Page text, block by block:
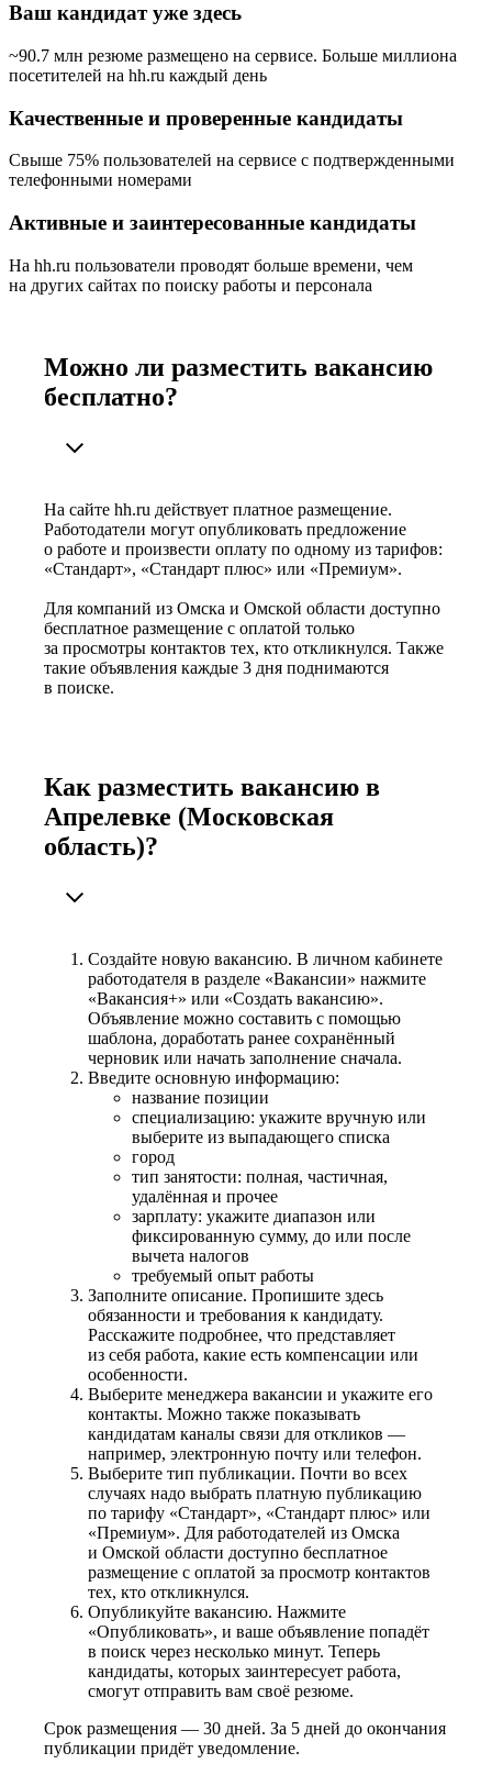
Ваш кандидат уже здесь
~90.7 млн резюме размещено на сервисе. Больше миллиона
посетителей на hh.ru каждый день
Качественные и проверенные кандидаты
Свыше 75% пользователей на сервисе с подтвержденными
телефонными номерами
Активные и заинтересованные кандидаты
На hh.ru пользователи проводят больше времени, чем
на других сайтах по поиску работы и персонала
Можно ли разместить вакансию
бесплатно?
На сайте hh.ru действует платное размещение.
Работодатели могут опубликовать предложение
о работе и произвести оплату по одному из тарифов:
«Стандарт», «Стандарт плюс» или «Премиум».
Для компаний из Омска и Омской области доступно
бесплатное размещение с оплатой только
за просмотры контактов тех, кто откликнулся. Также
такие объявления каждые 3 дня поднимаются
в поиске.
Как разместить вакансию в
Апрелевке (Московская
область)?
Создайте новую вакансию. В личном кабинете
работодателя в разделе «Вакансии» нажмите
«Вакансия+» или «Создать вакансию».
Объявление можно составить с помощью
шаблона, доработать ранее сохранённый
черновик или начать заполнение сначала.
Введите основную информацию:
название позиции
специализацию: укажите вручную или
выберите из выпадающего списка
город
тип занятости: полная, частичная,
удалённая и прочее
зарплату: укажите диапазон или
фиксированную сумму, до или после
вычета налогов
требуемый опыт работы
Заполните описание. Пропишите здесь
обязанности и требования к кандидату.
Расскажите подробнее, что представляет
из себя работа, какие есть компенсации или
особенности.
Выберите менеджера вакансии и укажите его
контакты. Можно также показывать
кандидатам каналы связи для откликов —
например, электронную почту или телефон.
Выберите тип публикации. Почти во всех
случаях надо выбрать платную публикацию
по тарифу «Стандарт», «Стандарт плюс» или
«Премиум». Для работодателей из Омска
и Омской области доступно бесплатное
размещение с оплатой за просмотр контактов
тех, кто откликнулся.
Опубликуйте вакансию. Нажмите
«Опубликовать», и ваше объявление попадёт
в поиск через несколько минут. Теперь
кандидаты, которых заинтересует работа,
смогут отправить вам своё резюме.
Срок размещения — 30 дней. За 5 дней до окончания
публикации придёт уведомление.